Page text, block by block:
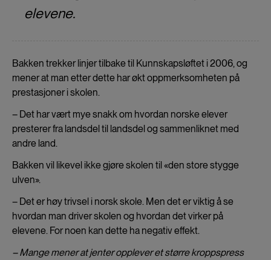
elevene.
Bakken trekker linjer tilbake til Kunnskapsløftet i 2006, og
mener at man etter dette har økt oppmerksomheten på
prestasjoner i skolen.
– Det har vært mye snakk om hvordan norske elever
presterer fra landsdel til landsdel og sammenliknet med
andre land.
Bakken vil likevel ikke gjøre skolen til «den store stygge
ulven».
– Det er høy trivsel i norsk skole. Men det er viktig å se
hvordan man driver skolen og hvordan det virker på
elevene. For noen kan dette ha negativ effekt.
– Mange mener at jenter opplever et større kroppspress